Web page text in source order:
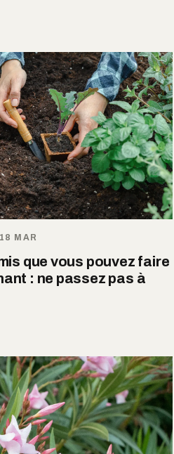
18 MAR
que vous pouvez faire
: ne passez pas à